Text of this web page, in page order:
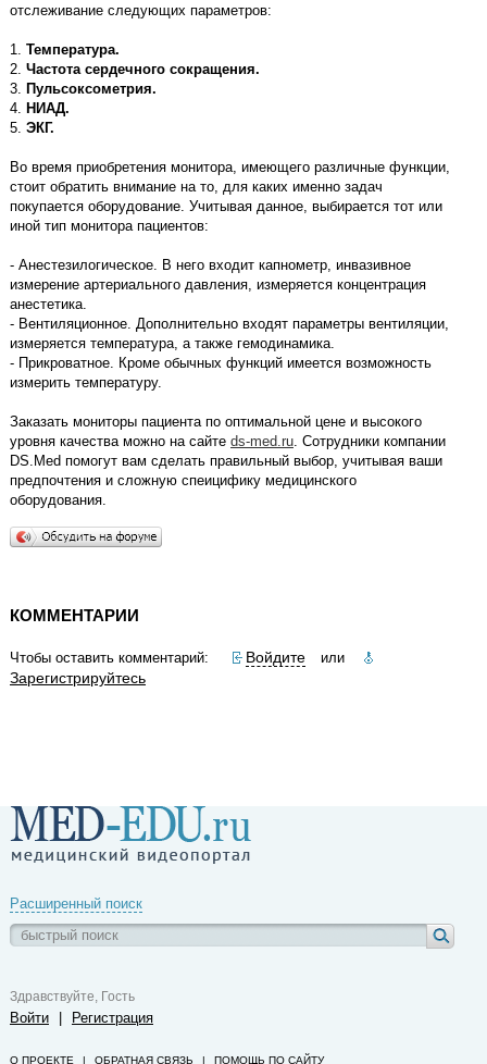
отслеживание следующих параметров:
1. Температура.
2. Частота сердечного сокращения.
3. Пульсоксометрия.
4. НИАД.
5. ЭКГ.
Во время приобретения монитора, имеющего различные функции,
стоит обратить внимание на то, для каких именно задач
покупается оборудование. Учитывая данное, выбирается тот или
иной тип монитора пациентов:
- Анестезилогическое. В него входит капнометр, инвазивное
измерение артериального давления, измеряется концентрация
анестетика.
- Вентиляционное. Дополнительно входят параметры вентиляции,
измеряется температура, а также гемодинамика.
- Прикроватное. Кроме обычных функций имеется возможность
измерить температуру.
Заказать мониторы пациента по оптимальной цене и высокого
уровня качества можно на сайте ds-med.ru. Cотрудники компании
DS.Med помогут вам сделать правильный выбор, учитывая ваши
предпочтения и сложную спеицифику медицинского
оборудования.
КОММЕНТАРИИ
Чтобы оставить комментарий: Войдите или
Зарегистрируйтесь
Расширенный поиск
Здравствуйте, Гость
Войти Регистрация
О ПРОЕКТЕ | ОБРАТНАЯ СВЯЗЬ | ПОМОЩЬ ПО САЙТУ